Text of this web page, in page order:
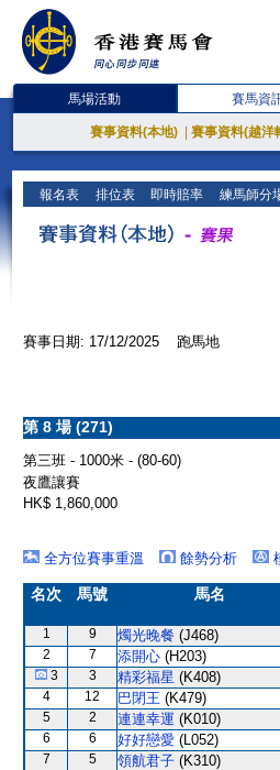
馬場活動 賽馬資
賽事資料(本地) 賽事資料(越洋
報名表 排位表 即時賠率 練馬師分
賽事日期: 17/12/2025 跑馬地
第 8 場 (271)
第三班 - 1000米 - (80-60)
夜鷹讓賽
HK$ 1,860,000
全方位賽事重溫 餘勢分析
名次 馬號 馬名
1 9 燭光晚餐 (J468)
2
7 添開心 (H203)
3
3 精彩福星 (K408)
4
12 巴閉王 (K479)
5
2 連連幸運 (K010)
6
6 好好戀愛 (L052)
7
5 領航君子 (K310)